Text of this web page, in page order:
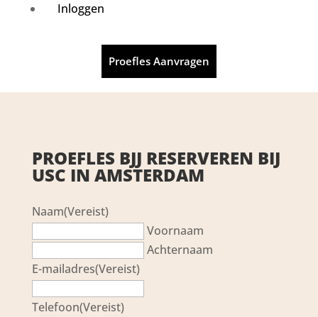
Inloggen
Proefles Aanvragen
PROEFLES BJJ RESERVEREN BIJ
USC IN AMSTERDAM
Naam(Vereist)
Voornaam
Achternaam
E-mailadres(Vereist)
Telefoon(Vereist)